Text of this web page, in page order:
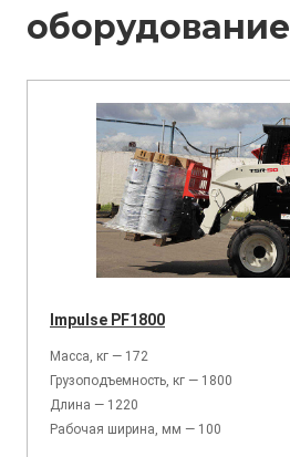
оборудование
Impulse PF1800
Масса, кг — 172
Грузоподъемность, кг — 1800
Длина — 1220
Рабочая ширина, мм — 100